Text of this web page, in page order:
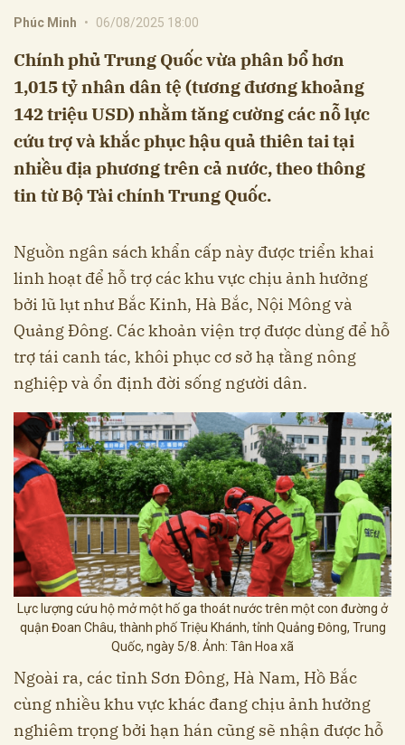
Phúc Minh • 06/08/2025 18:00
Chính phủ Trung Quốc vừa phân bổ hơn
1,015 tỷ nhân dân tệ (tương đương khoảng
142 triệu USD) nhằm tăng cường các nỗ lực
cứu trợ và khắc phục hậu quả thiên tai tại
nhiều địa phương trên cả nước, theo thông
tin từ Bộ Tài chính Trung Quốc.
Nguồn ngân sách khẩn cấp này được triển khai
linh hoạt để hỗ trợ các khu vực chịu ảnh hưởng
bởi lũ lụt như Bắc Kinh, Hà Bắc, Nội Mông và
Quảng Đông. Các khoản viện trợ được dùng để hỗ
trợ tái canh tác, khôi phục cơ sở hạ tầng nông
nghiệp và ổn định đời sống người dân.
Lực lượng cứu hộ mở một hố ga thoát nước trên một con đường ở
quận Đoan Châu, thành phố Triệu Khánh, tỉnh Quảng Đông, Trung
Quốc, ngày 5/8. Ảnh: Tân Hoa xã
Ngoài ra, các tỉnh Sơn Đông, Hà Nam, Hồ Bắc
cùng nhiều khu vực khác đang chịu ảnh hưởng
nghiêm trọng bởi hạn hán cũng sẽ nhận được hỗ